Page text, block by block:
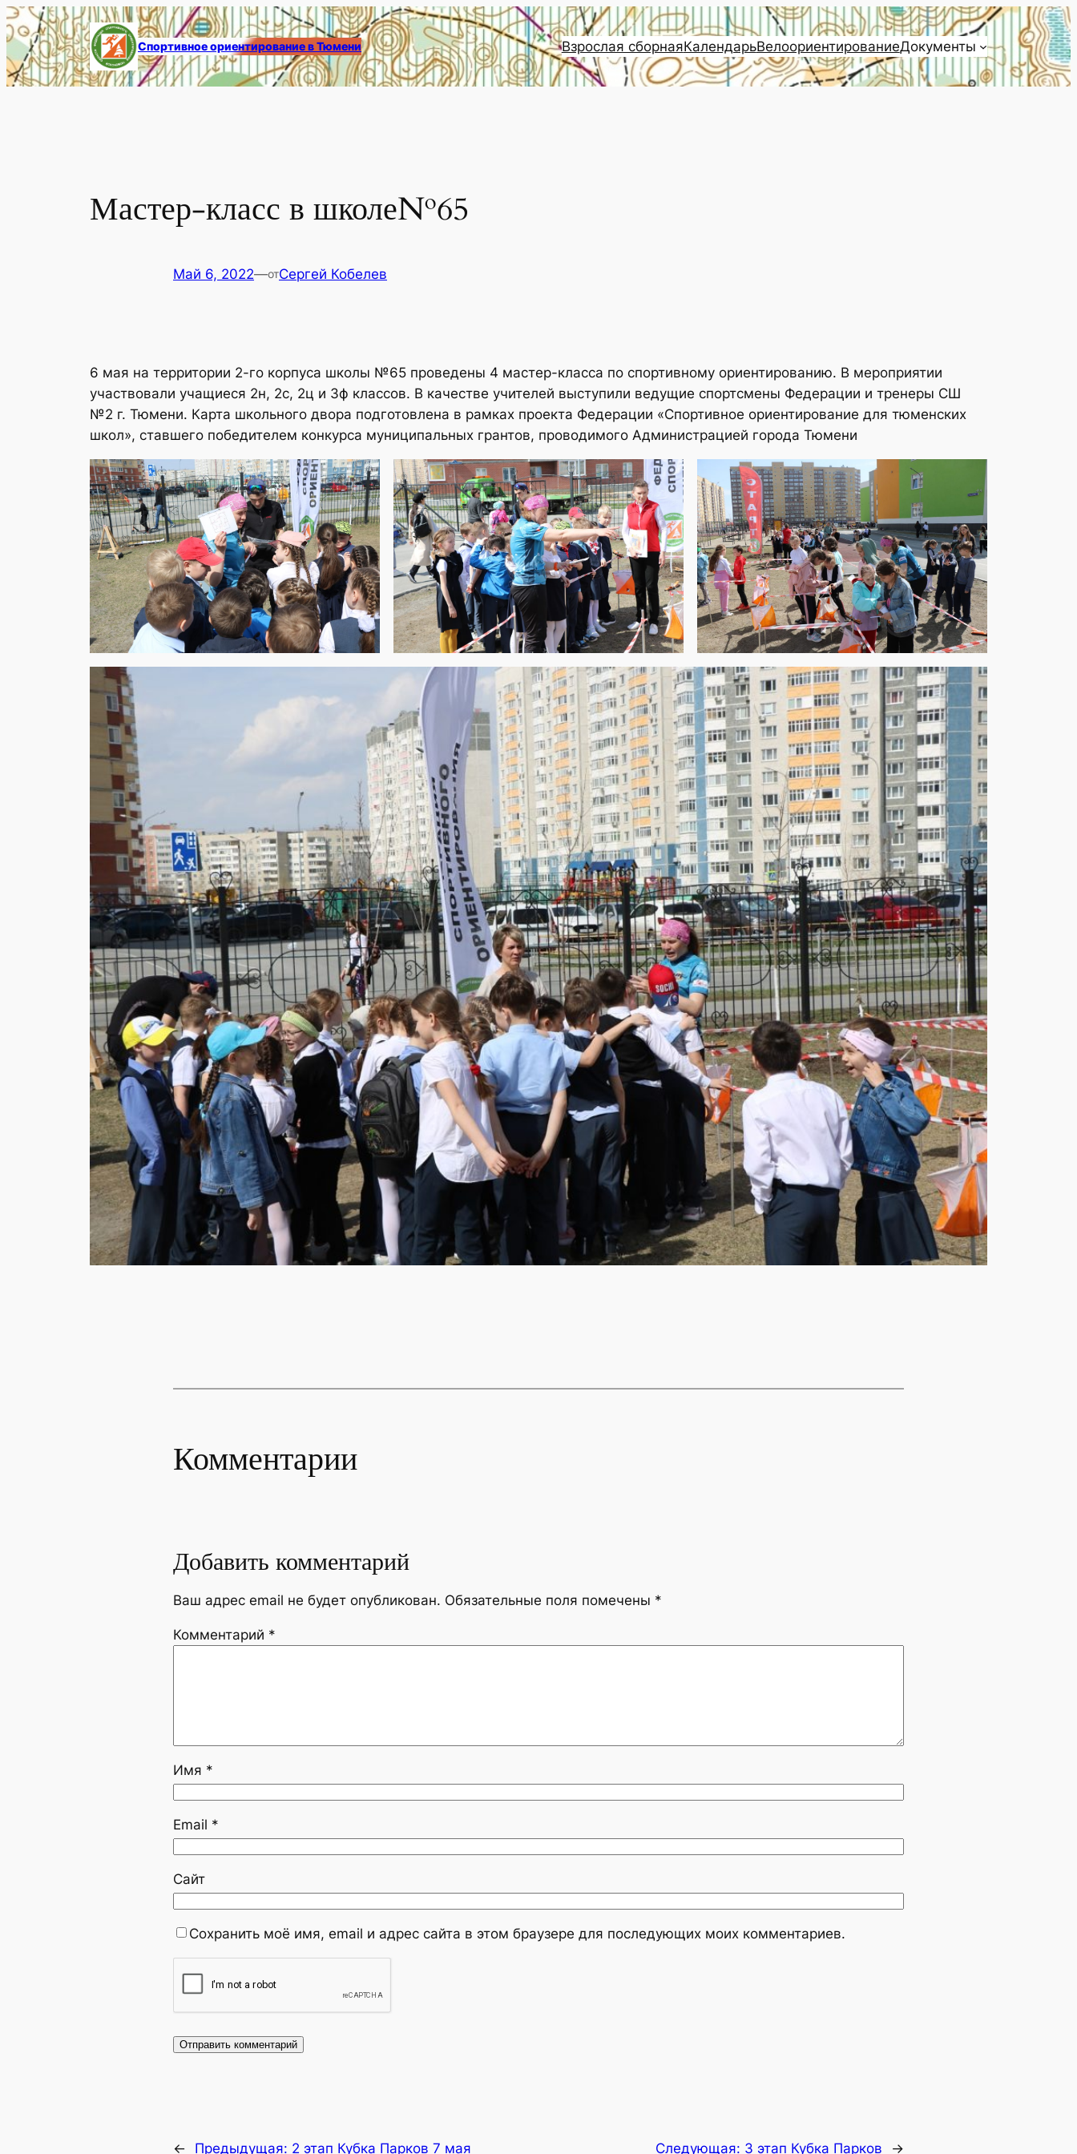
Перейти
к
содержимому
Спортивное ориентирование в Тюмени Взрослая сборнаяКалендарьВелоориентированиеДокументы
Мастер-класс в школе№65
Май 6, 2022—отСергей Кобелев
6 мая на территории 2-го корпуса школы №65 проведены 4 мастер-класса по спортивному ориентированию. В мероприятии
участвовали учащиеся 2н, 2с, 2ц и 3ф классов. В качестве учителей выступили ведущие спортсмены Федерации и тренеры СШ
№2 г. Тюмени. Карта школьного двора подготовлена в рамках проекта Федерации «Спортивное ориентирование для тюменских
школ», ставшего победителем конкурса муниципальных грантов, проводимого Администрацией города Тюмени
Комментарии
Добавить комментарий
Ваш адрес email не будет опубликован. Обязательные поля помечены *
Комментарий *
Имя *
Email *
Сайт
Сохранить моё имя, email и адрес сайта в этом браузере для последующих моих комментариев.
← Предыдущая: 2 этап Кубка Парков 7 мая Следующая: 3 этап Кубка Парков →